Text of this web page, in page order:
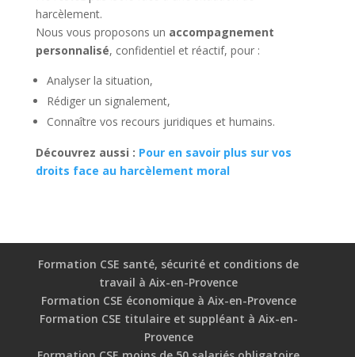
harcèlement.
Nous vous proposons un accompagnement
personnalisé, confidentiel et réactif, pour :
Analyser la situation,
Rédiger un signalement,
Connaître vos recours juridiques et humains.
Découvrez aussi : Pour en savoir plus sur vos
droits face au harcèlement moral
Formation CSE santé, sécurité et conditions de
travail à Aix-en-Provence
Formation CSE économique à Aix-en-Provence
Formation CSE titulaire et suppléant à Aix-en-
Provence